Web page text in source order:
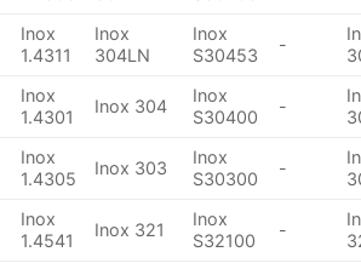
Inox
1.4311
Inox
304LN
Inox
S30453
-
Inox
1.4301
Inox 304
Inox
S30400
-
Inox
1.4305
Inox 303
Inox
S30300
-
Inox
1.4541
Inox 321
Inox
S32100
-